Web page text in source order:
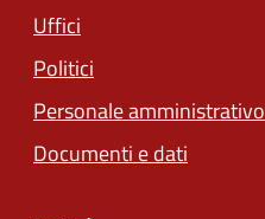
Uffici
Politici
Personale amministrativo
Documenti e dati